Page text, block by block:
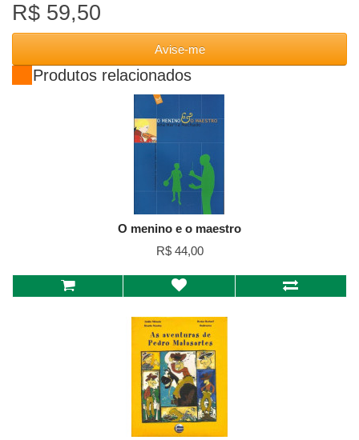
R$ 59,50
Avise-me
Produtos relacionados
O menino e o maestro
R$ 44,00